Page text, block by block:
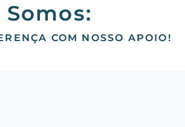
Somos:
COM NOSSO APOIO!